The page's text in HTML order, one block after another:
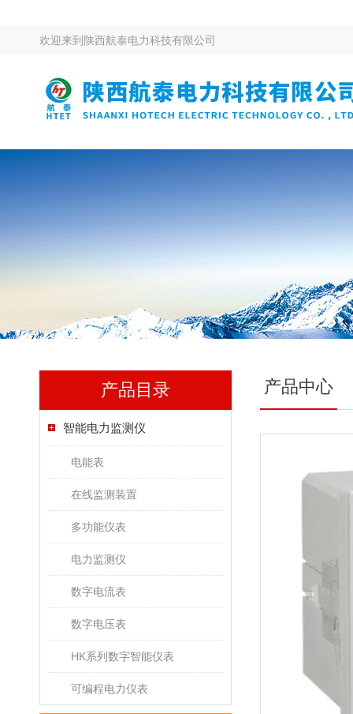
欢迎来到 陕西航泰电力科技有限公司
产品目录
智能电力监测仪
电能表
在线监测装置
多功能仪表
电力监测仪
数字电流表
数字电压表
HK系列数字智能仪表
可编程电力仪表
产品中心